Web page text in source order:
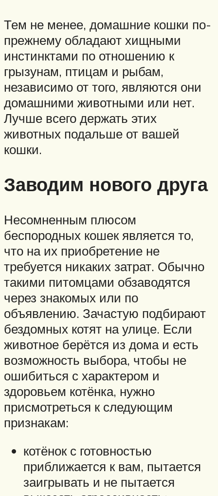
Тем не менее, домашние кошки по-
прежнему обладают хищными
инстинктами по отношению к
грызунам, птицам и рыбам,
независимо от того, являются они
домашними животными или нет.
Лучше всего держать этих
животных подальше от вашей
кошки.
Заводим нового друга
Несомненным плюсом
беспородных кошек является то,
что на их приобретение не
требуется никаких затрат. Обычно
такими питомцами обзаводятся
через знакомых или по
объявлению. Зачастую подбирают
бездомных котят на улице. Если
животное берётся из дома и есть
возможность выбора, чтобы не
ошибиться с характером и
здоровьем котёнка, нужно
присмотреться к следующим
признакам:
котёнок с готовностью
приближается к вам, пытается
заигрывать и не пытается